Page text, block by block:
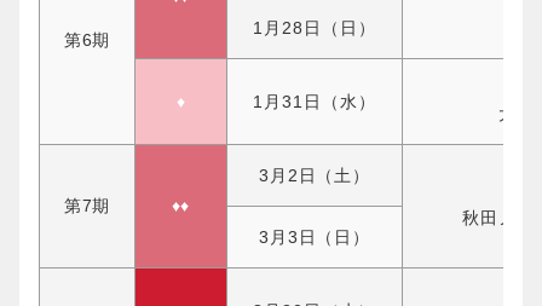
第6期
1月28日（日）
♦ 1月31日（水）
大阪
第7期 ♦♦
3月2日（土）
秋田ノー
3月3日（日）